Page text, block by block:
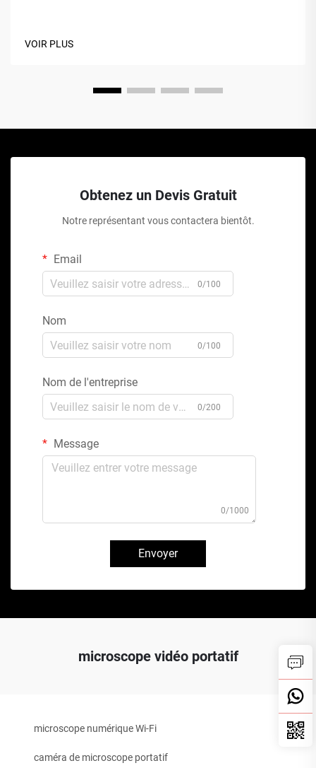
VOIR PLUS
Obtenez un Devis Gratuit
Notre représentant vous contactera bientôt.
Email
0/100
Nom
0/100
Nom de l'entreprise
0/200
Message
0/1000
Envoyer
microscope vidéo portatif
microscope numérique Wi-Fi
caméra de microscope portatif